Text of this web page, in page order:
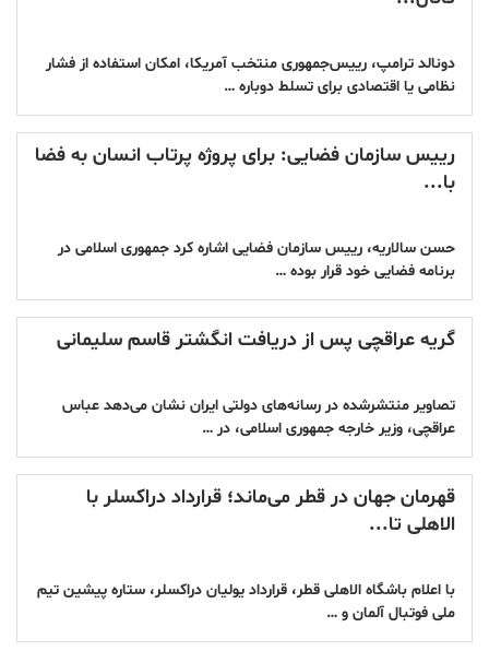
دونالد ترامپ، رییس‌جمهوری منتخب آمریکا، امکان استفاده از فشار
نظامی یا اقتصادی برای تسلط دوباره …
رییس سازمان فضایی: برای پروژه پرتاب انسان به فضا
با...
حسن سالاریه، رییس سازمان فضایی اشاره کرد جمهوری اسلامی در
برنامه فضایی خود قرار بوده …
گریه عراقچی پس از دریافت انگشتر قاسم سلیمانی
تصاویر منتشرشده در رسانه‌های دولتی ایران نشان می‌دهد عباس
عراقچی، وزیر خارجه جمهوری اسلامی، در …
قهرمان جهان در قطر می‌ماند؛ قرارداد دراکسلر با
الاهلی تا...
با اعلام باشگاه الاهلی قطر، قرارداد یولیان دراکسلر، ستاره پیشین تیم
ملی فوتبال آلمان و …